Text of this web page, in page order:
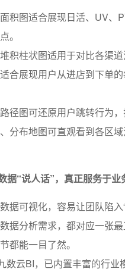
积图适合展现日活、UV、
。
积柱状图适用于对比各渠
合展现用户从进店到下单
径图可还原用户跳转行为
分布地图可直观看到各区
“说人话”，真正服务于业
据可视化，容易让团队陷入
据分析需求，都对应一张
都能一目了然。
数云BI，已内置丰富的行